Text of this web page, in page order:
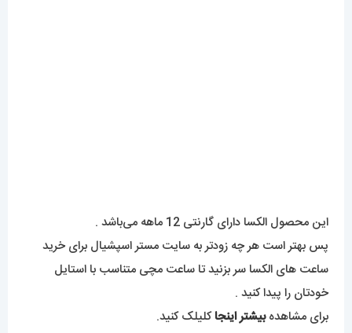
این محصول الکسا دارای گارنتی 12 ماهه می‌باشد .
پس بهتر است هر چه زود‌تر به سایت مستر اسپشیال برای خرید
ساعت های الکسا سر بزنید تا ساعت مچی متناسب با استایل
خودتان را پیدا کنید .
برای مشاهدهبیشتر اینجاکلیلک کنید.